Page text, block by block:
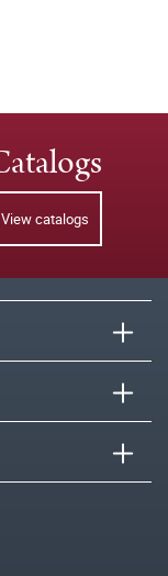
View catalogs